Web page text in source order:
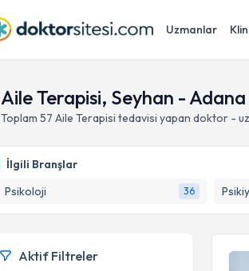
Uzmanlar
Aile Terapisi, Seyhan - Adana
Toplam 57 Aile Terapisi tedavisi yapan doktor -
İlgili Branşlar
Psikoloji
36
Aktif Filtreler